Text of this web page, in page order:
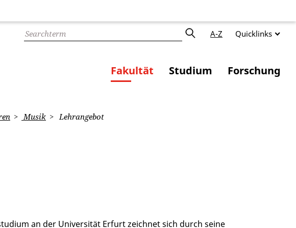
A-Z Quicklinks
Fakultät Studium Forschung
Musik Lehrangebot
an der Universität Erfurt zeichnet sich durch seine